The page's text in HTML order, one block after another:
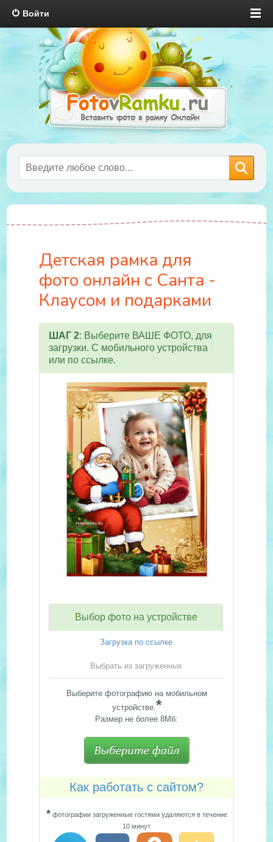
Войти
Детская рамка для
фото онлайн с Санта -
Клаусом и подарками
ШАГ 2: Выберите ВАШЕ ФОТО, для
загрузки. С мобильного устройства
или по ссылке.
Выбор фото на устройстве
Загрузка по ссылке
Выбрать из загруженных
Выберите фотографию на мобильном
устройстве.*
Размер не более 8Мб:
Как работать с сайтом?
*фотографии загруженные гостями удаляются в течение
10 минут